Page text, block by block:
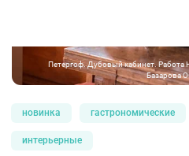
Петергоф. Дубовый кабинет.
Базарова
новинка гастрономические
интерьерные